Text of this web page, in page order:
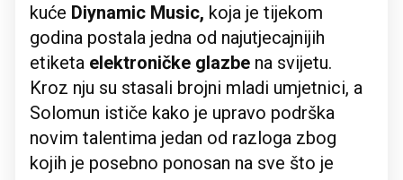
kuće Diynamic Music, koja je tijekom
godina postala jedna od najutjecajnijih
etiketa elektroničke glazbe na svijetu.
Kroz nju su stasali brojni mladi umjetnici, a
Solomun ističe kako je upravo podrška
novim talentima jedan od razloga zbog
kojih je posebno ponosan na sve što je